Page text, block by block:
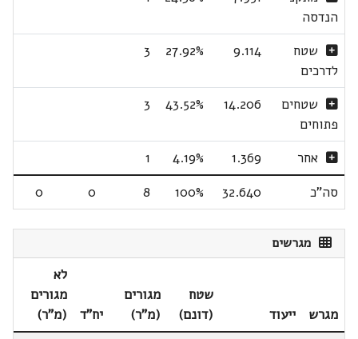
הנדסה
שטח
לדרכים
9.114
27.92%
3
שטחים
פתוחים
14.206
43.52%
3
אחר 1.369
4.19%
1
סה"כ
32.640
100%
8
0
0
מגרשים
מגרש ייעוד
שטח
(דונם)
מגורים
(מ"ר)
יח"ד
לא
מגורים
(מ"ר)